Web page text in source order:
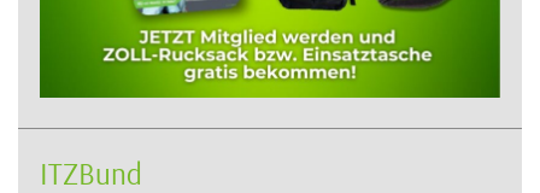
ITZBund